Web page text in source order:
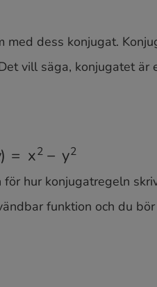
dess konjugat.
vill säga, konjugatet är
2−y2
hur konjugatregeln
funktion och du